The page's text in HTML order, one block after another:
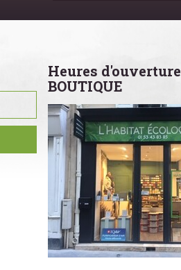
Heures d'ouverture
BOUTIQUE